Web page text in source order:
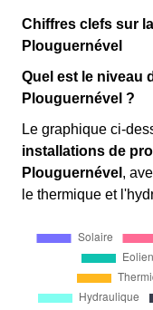
Chiffres clefs sur
Plouguernével
Quel est le niveau
Plouguernével ?
Le graphique ci-
installations de
Plouguernével ,
le thermique et